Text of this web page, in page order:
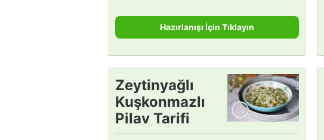
Hazırlanışı İçin Tıklayın
Zeytinyağlı
Kuşkonmazlı
Pilav Tarifi